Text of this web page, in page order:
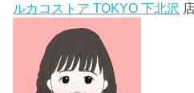
ルカコストア TOKYO 下北沢